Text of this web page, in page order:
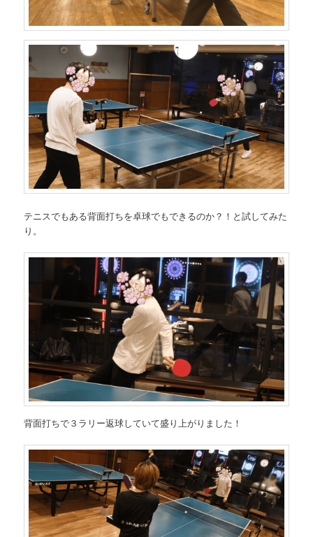
テニスでもある背面打ちを卓球でもできるのか？！と試してみた
り。
背面打ちで３ラリー返球していて盛り上がりました！